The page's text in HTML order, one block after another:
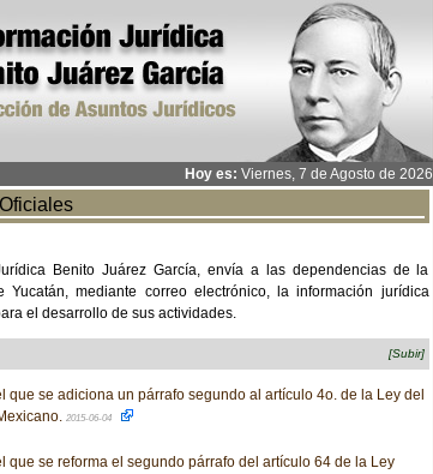
Hoy es: Viernes, 7 de Agosto de 2026
Benito Juárez García, envía a las dependencias de la
Yucatán, mediante correo electrónico, la información jurídica
el desarrollo de sus actividades.
[Subir]
que se adiciona un párrafo segundo al artículo 4o. de la Ley del
2015-06-04
que se reforma el segundo párrafo del artículo 64 de la Ley